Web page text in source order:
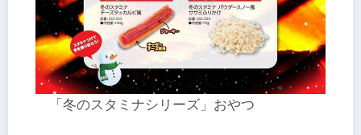
「冬のスタミナシリーズ」おやつ